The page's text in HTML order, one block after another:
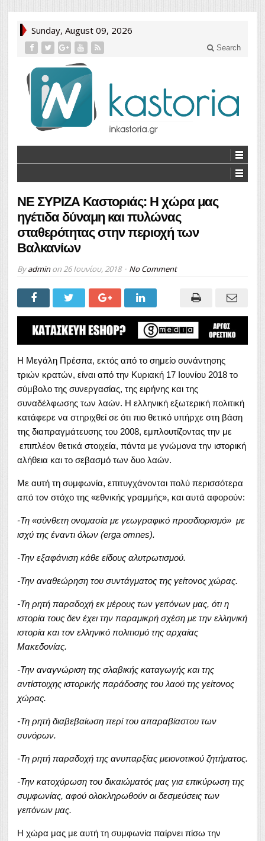
Sunday, August 09, 2026
Search
ΝΕ ΣΥΡΙΖΑ Καστοριάς: Η χώρα μας
ηγέτιδα δύναμη και πυλώνας
σταθερότητας στην περιοχή των
Βαλκανίων
Byadminon 26 Ιουνίου, 2018 No Comment
Η Μεγάλη Πρέσπα, εκτός από το σημείο συνάντησης
τριών κρατών, είναι από την Κυριακή 17 Ιουνίου 2018 το
σύμβολο της συνεργασίας, της ειρήνης και της
συναδέλφωσης των λαών. Η ελληνική εξωτερική πολιτική
κατάφερε να στηριχθεί σε ότι πιο θετικό υπήρχε στη βάση
της διαπραγμάτευσης του 2008, εμπλουτίζοντας την με
επιπλέον θετικά στοιχεία, πάντα με γνώμονα την ιστορική
αλήθεια και το σεβασμό των δυο λαών.
Με αυτή τη συμφωνία, επιτυγχάνονται πολύ περισσότερα
από τον στόχο της «εθνικής γραμμής», και αυτά αφορούν:
-Τη «σύνθετη ονομασία με γεωγραφικό προσδιορισμό» με
ισχύ της έναντι όλων (erga omnes).
-Την εξαφάνιση κάθε είδους αλυτρωτισμού.
-Την αναθεώρηση του συντάγματος της γείτονος χώρας.
-Τη ρητή παραδοχή εκ μέρους των γειτόνων μας, ότι η
ιστορία τους δεν έχει την παραμικρή σχέση με την ελληνική
ιστορία και τον ελληνικό πολιτισμό της αρχαίας
Μακεδονίας.
-Την αναγνώριση της σλαβικής καταγωγής και της
αντίστοιχης ιστορικής παράδοσης του λαού της γείτονος
χώρας.
-Τη ρητή διαβεβαίωση περί του απαραβίαστου των
συνόρων.
-Τη ρητή παραδοχή της ανυπαρξίας μειονοτικού ζητήματος.
-Την κατοχύρωση του δικαιώματός μας για επικύρωση της
συμφωνίας, αφού ολοκληρωθούν οι δεσμεύσεις των
γειτόνων μας.
Η χώρα μας με αυτή τη συμφωνία παίρνει πίσω την